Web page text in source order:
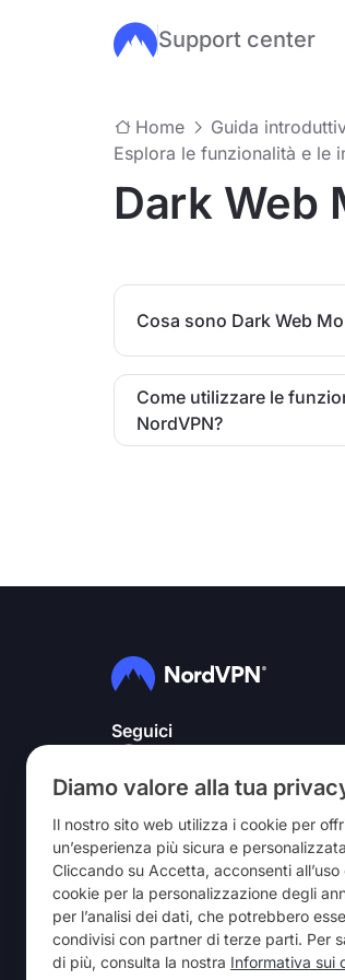
Diamo valore alla tua
Il nostro sito web utilizza i cookie per
un’esperienza più sicura e
Cliccando su Accetta, acconsenti all’uso
cookie per la personalizzazione degli
per l’analisi dei dati, che potrebbero
condivisi con partner di terze parti. Per
di più, consulta la nostra Informativa sui
Salta al contenuto principale
Support center
Home
Guida
Esplora le funzionalità e le
Dark Web
Cosa sono Dark Web
Come utilizzare le
NordVPN?
Seguici
NordVPN
Chi siamo
Lavora con noi
Prova la VPN gratuitamente
Router VPN
Recensioni
Sconto per studenti e lavoratori
Dove acquistarla